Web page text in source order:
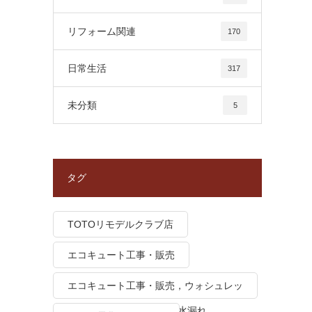
リフォーム関連 170
日常生活 317
未分類 5
タグ
TOTOリモデルクラブ店
エコキュート工事・販売
エコキュート工事・販売，ウォシュレッ